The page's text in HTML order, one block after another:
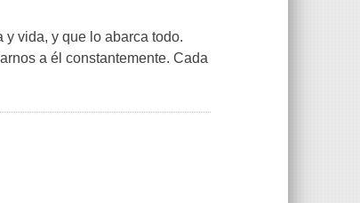
vida, y que lo abarca todo.
a él constantemente. Cada